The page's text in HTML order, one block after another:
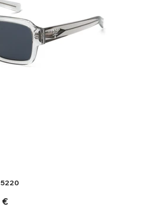
5220
€